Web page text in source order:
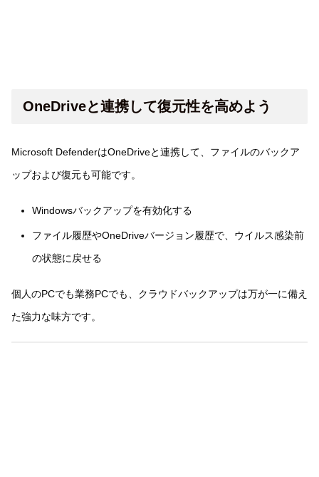
OneDriveと連携して復元性を高めよう
Microsoft DefenderはOneDriveと連携して、ファイルのバックア
ップおよび復元も可能です。
Windowsバックアップを有効化する
ファイル履歴やOneDriveバージョン履歴で、ウイルス感染前
の状態に戻せる
個人のPCでも業務PCでも、クラウドバックアップは万が一に備え
た強力な味方です。